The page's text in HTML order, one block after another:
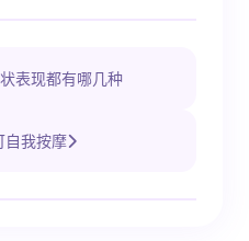
表现都有哪几种
自我按摩